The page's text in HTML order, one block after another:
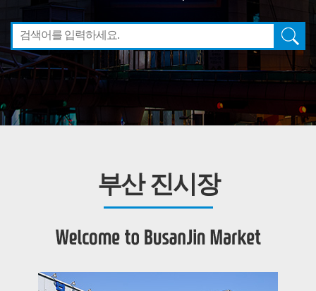
부산 진시장